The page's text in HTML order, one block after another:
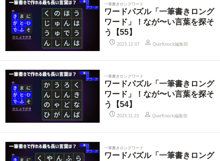
一筆書きロングワード
ワードパズル「一筆書きロング
ワード」！なが〜い言葉を探そ
う【55】
2023.12.07 QuizKnock編集部
一筆書きロングワード
ワードパズル「一筆書きロング
ワード」！なが〜い言葉を探そ
う【54】
2023.11.23 QuizKnock編集部
一筆書きロングワード
ワードパズル「一筆書きロング